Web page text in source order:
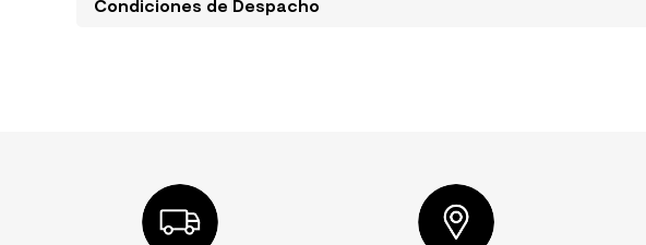
Condiciones de Despacho